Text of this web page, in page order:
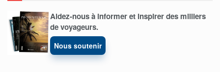
Aidez-nous à informer et inspirer des milliers
de voyageurs.
Nous soutenir